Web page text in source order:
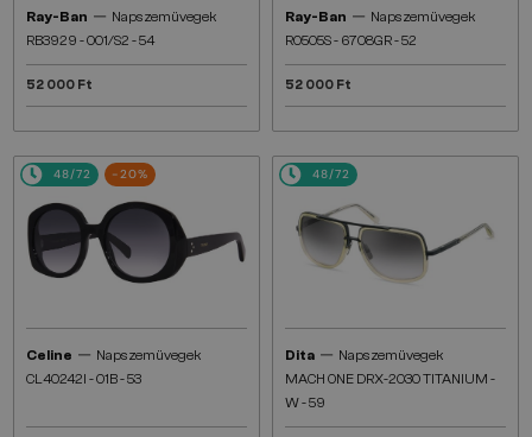
Ray-Ban — Napszemüvegek
RB3929 - 001/S2 - 54
52 000 Ft
Ray-Ban — Napszemüvegek
R0505S - 6708GR - 52
52 000 Ft
48/72 -20%
Celine — Napszemüvegek
CL40242I - 01B - 53
48/72
Dita — Napszemüvegek
MACH ONE DRX-2030 TITANIUM -
W - 59